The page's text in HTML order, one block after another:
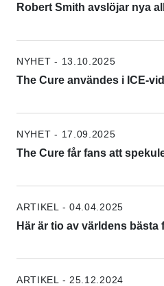
Robert Smith avslöjar nya
NYHET - 13.10.2025
The Cure användes i ICE-
NYHET - 17.09.2025
The Cure får fans att
ARTIKEL - 04.04.2025
Här är tio av världens
ARTIKEL - 25.12.2024